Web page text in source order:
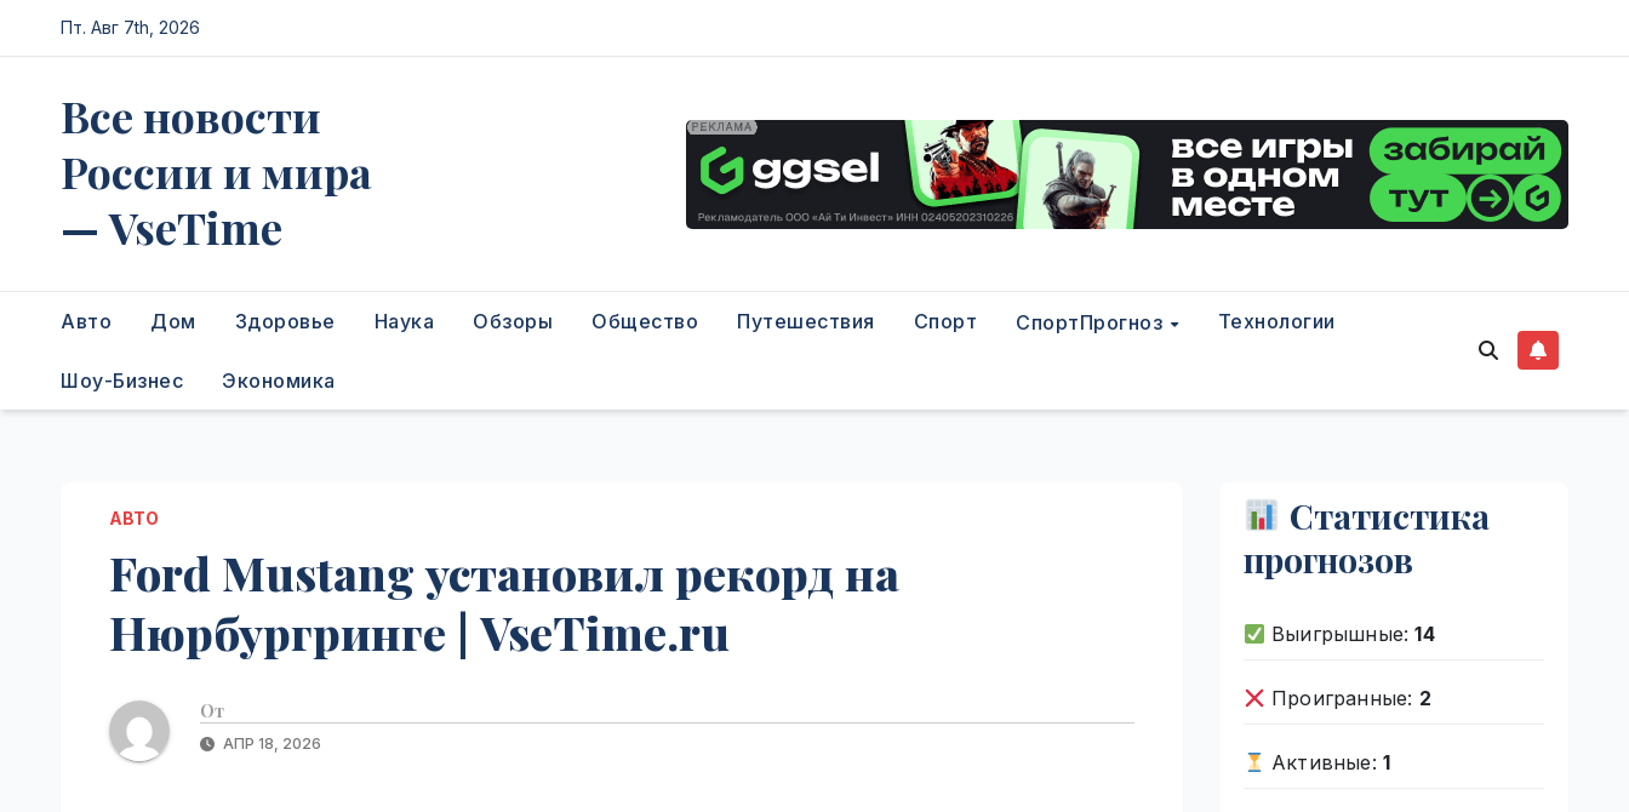
Перейти
к
Пт. Авг 7th, 2026
Все новости
России и мира
— VseTime
Авто Дом Здоровье Наука Обзоры Общество Путешествия Спорт СпортПрогноз Технологии
Шоу-Бизнес Экономика
АВТО
Ford Mustang установил рекорд на
Нюрбургринге | VseTime.ru
От
АПР 18, 2026
Статистика
прогнозов
Выигрышные:14
Проигранные: 2
Активные: 1